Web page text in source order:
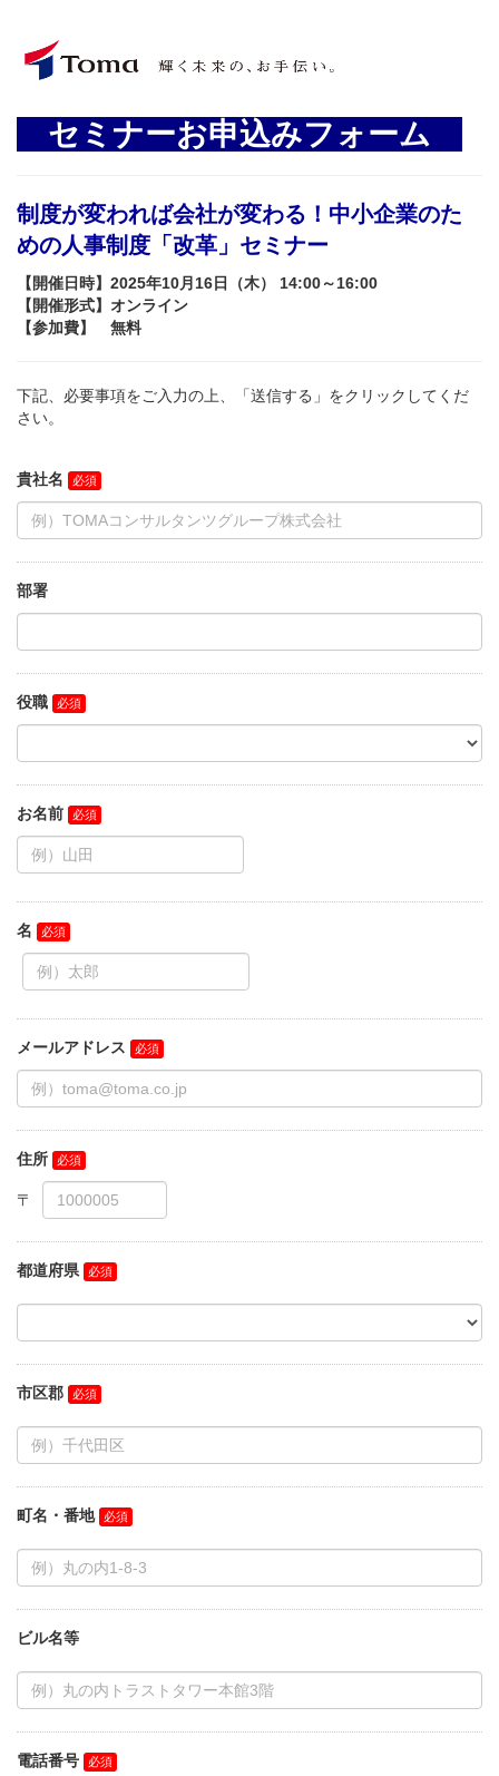
セミナーお申込みフォーム
制度が変われば会社が変わる！中小企業のた
めの人事制度「改革」セミナー
【開催日時】2025年10月16日（木） 14:00～16:00
【開催形式】オンライン
【参加費】 無料
下記、必要事項をご入力の上、「送信する」をクリックしてくだ
さい。
貴社名
部署
役職
お名前
名
メールアドレス
住所
都道府県
市区郡
町名・番地
ビル名等
電話番号